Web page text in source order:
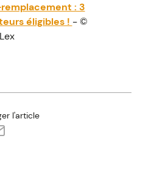
: 3
éligibles ! - ©
l'article